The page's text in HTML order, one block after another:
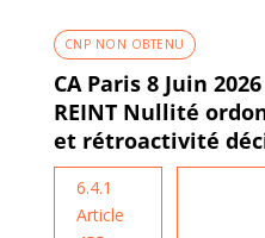
CNP NON OBTENU
CA Paris 8 Juin 2026
REINT Nullité
et rétroactivité
6.4.1
Article